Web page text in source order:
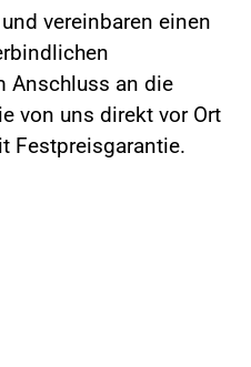
vereinbaren einen
Anschluss an die
von uns direkt vor Ort
Festpreisgarantie.